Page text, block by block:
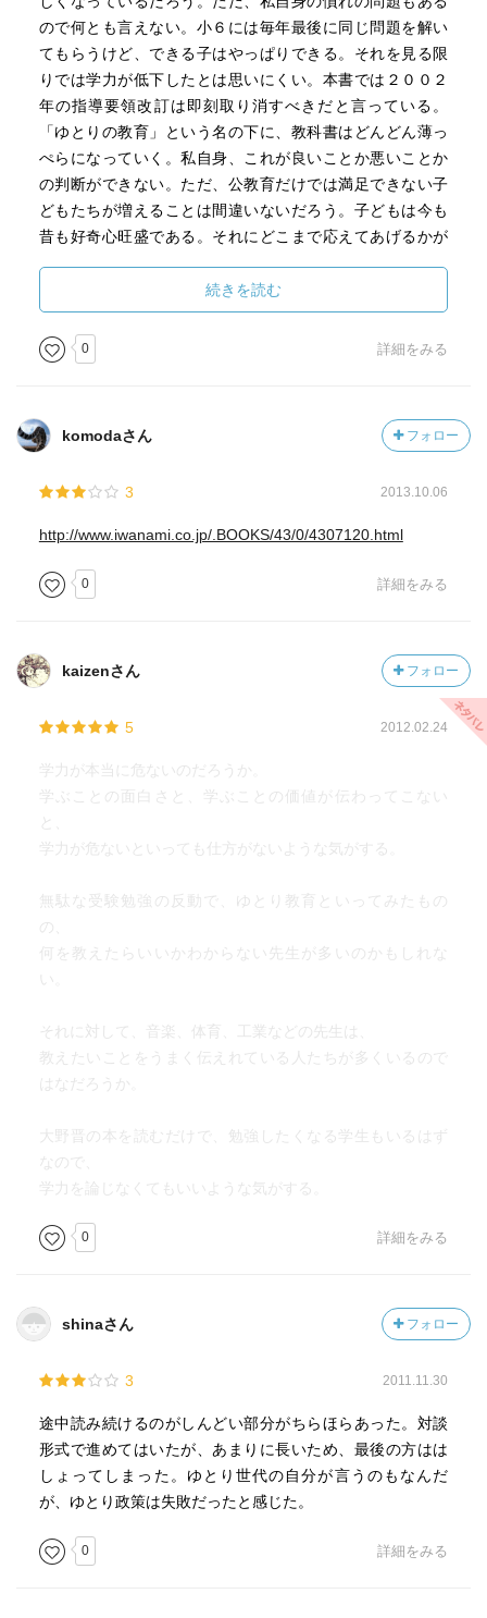
ので何とも言えない。小６には毎年最後に同じ問題を解い
てもらうけど、できる子はやっぱりできる。それを見る限
りでは学力が低下したとは思いにくい。本書では２００２
年の指導要領改訂は即刻取り消すべきだと言っている。
「ゆとりの教育」という名の下に、教科書はどんどん薄っ
ぺらになっていく。私自身、これが良いことか悪いことか
の判断ができない。ただ、公教育だけでは満足できない子
どもたちが増えることは間違いないだろう。子どもは今も
昔も好奇心旺盛である。それにどこまで応えてあげるかが
高度な内容まで指導していくべきだと思う。指導要領のレ
ベルでストップさせてしまうのはかわいそうだ。本書の中
で著者たちが主張していることで、それはちょっと違うん
じゃないかなあ、と思えることが多々あった。ただその中
くるということだ。一般に私立の６年一貫校では、６年で
修了する内容を圧縮して５年ですましている。それだけの
った１年を大学受験の勉強につぎ込む。高校を大学受験の
るのだと思う。そう、一般に大学入試が諸悪の根元のよう
にいわれるけど、私は内申重視の高校入試の方がよほどひ
ころもある。ただ、これだけ多様化していれば自分であっ
た入試を選べばよい。ところが高校入試では、もし公立を
受験するなら、その都道府県のシステムに従わなくては行
けない。通知表の成績ばかり気にする、イヤーな雰囲気を
続きを読む
0 詳細をみる
komodaさん フォロー
3 2013.10.06
http://www.iwanami.co.jp/.BOOKS/43/0/4307120.html
0 詳細をみる
kaizenさん フォロー
5 2012.02.24
学力が本当に危ないのだろうか。
学ぶことの面白さと、学ぶことの価値が伝わってこない
と、
学力が危ないといっても仕方がないような気がする。
無駄な受験勉強の反動で、ゆとり教育といってみたもの
の、
何を教えたらいいかわからない先生が多いのかもしれな
い。
それに対して、音楽、体育、工業などの先生は、
教えたいことをうまく伝えれている人たちが多くいるので
はなだろうか。
大野晋の本を読むだけで、勉強したくなる学生もいるはず
なので、
学力を論じなくてもいいような気がする。
0 詳細をみる
shinaさん フォロー
3 2011.11.30
途中読み続けるのがしんどい部分がちらほらあった。対談
形式で進めてはいたが、あまりに長いため、最後の方はは
しょってしまった。ゆとり世代の自分が言うのもなんだ
が、ゆとり政策は失敗だったと感じた。
0 詳細をみる